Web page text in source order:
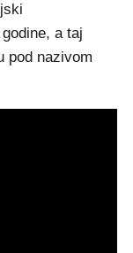
a taj
pod nazivom